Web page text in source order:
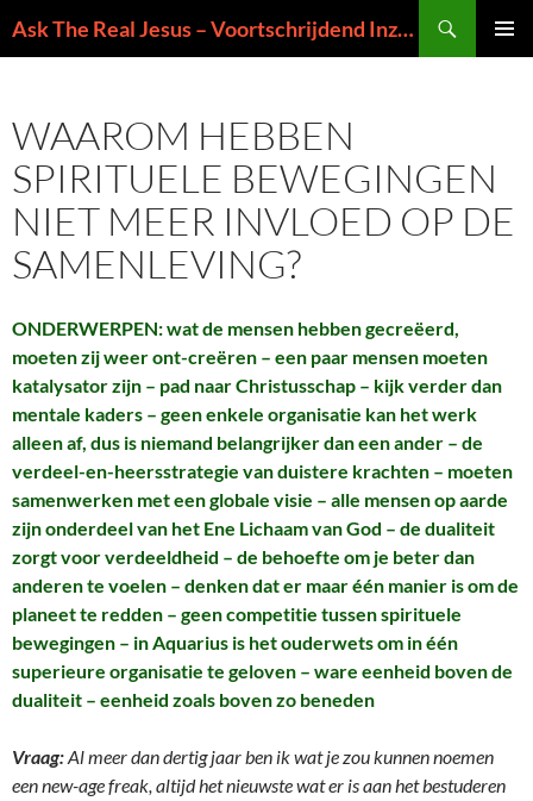
naar
Ask The Real Jesus – Voortschrijdend Inzicht in de Zin van het Leven
WAAROM HEBBEN
SPIRITUELE BEWEGINGEN
NIET MEER INVLOED OP DE
SAMENLEVING?
ONDERWERPEN: wat de mensen hebben gecreëerd,
moeten zij weer ont-creëren – een paar mensen moeten
katalysator zijn – pad naar Christusschap – kijk verder dan
mentale kaders – geen enkele organisatie kan het werk
alleen af, dus is niemand belangrijker dan een ander – de
verdeel-en-heersstrategie van duistere krachten – moeten
samenwerken met een globale visie – alle mensen op aarde
zijn onderdeel van het Ene Lichaam van God – de dualiteit
zorgt voor verdeeldheid – de behoefte om je beter dan
anderen te voelen – denken dat er maar één manier is om de
planeet te redden – geen competitie tussen spirituele
bewegingen – in Aquarius is het ouderwets om in één
superieure organisatie te geloven – ware eenheid boven de
dualiteit – eenheid zoals boven zo beneden
Vraag:Al meer dan dertig jaar ben ik wat je zou kunnen noemen
een new-age freak, altijd het nieuwste wat er is aan het bestuderen